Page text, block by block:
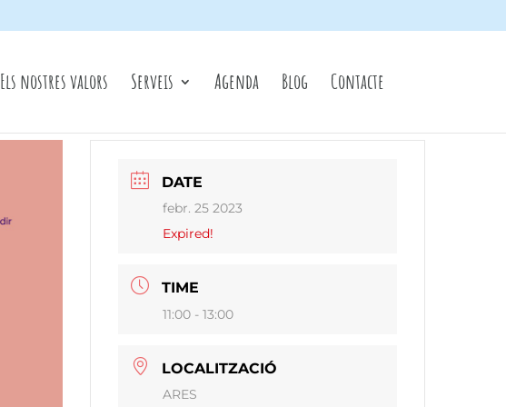
Els nostres valors Serveis Agenda Blog Contacte
DATE
febr. 25 2023
Expired!
TIME
11:00 - 13:00
LOCALITZACIÓ
ARES